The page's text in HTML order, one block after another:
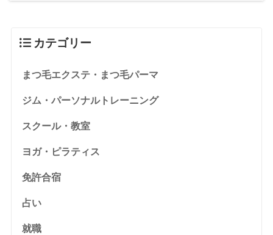
カテゴリー
まつ毛エクステ・まつ毛パーマ
ジム・パーソナルトレーニング
スクール・教室
ヨガ・ピラティス
免許合宿
占い
就職